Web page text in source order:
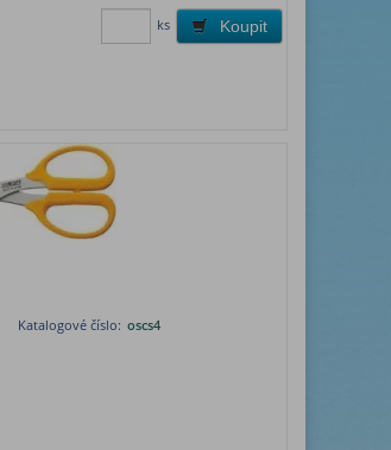
Koupit
ks
Katalogové číslo: oscs4